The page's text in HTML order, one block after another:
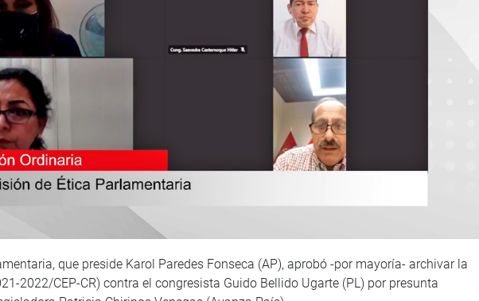
que preside Karol Paredes Fonseca (AP), aprobó -por mayoría- archivar la
2022/CEP-CR) contra el congresista Guido Bellido Ugarte (PL) por presunta